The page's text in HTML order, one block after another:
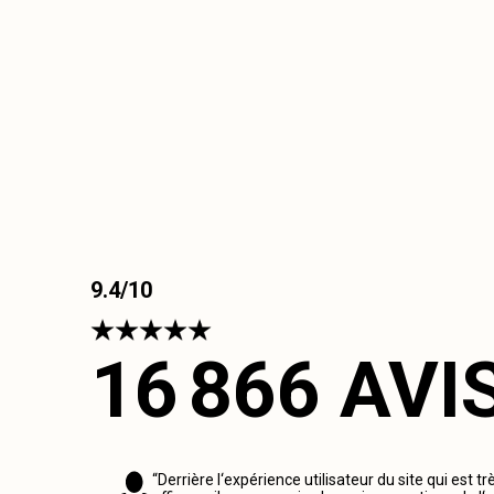
9.4/10
16 866
“Derrière l‘expérience utilisateur du site qui est